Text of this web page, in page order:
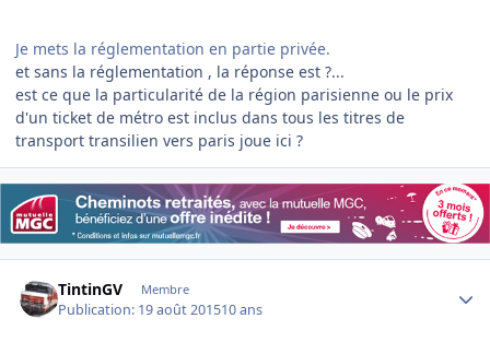
Je mets la réglementation en partie privée.
et sans la réglementation , la réponse est ?...
est ce que la particularité de la région parisienne ou le prix
d'un ticket de métro est inclus dans tous les titres de
transport transilien vers paris joue ici ?
TintinGV Membre
Publication: 19 août 201510 ans